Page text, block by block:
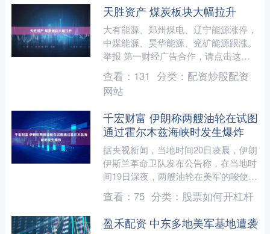
天胜资产 煤炭板块大幅拉升
大有能源、郑州煤电、辽宁能源涨停，
中煤能源、昊华能源、兖矿能源跟涨。
举报 第一财经广告合作，请点击这里
此内容为第一财经原创，著作权归第一
财经所有。未经第一财经....
查看： 131 分类： 配资炒股配资
网站
千宏财富 伊朗称两艘油轮在试图
通过霍尔木兹海峡时发生爆炸
据央视新闻，当地时间20日凌晨，伊朗
伊斯兰革命卫队发布公告称，在当地时
间19日深夜，两艘油轮在美军的唆使和
胁迫下，试图通过霍尔木兹海峡南部航
道，随后发生爆炸并被....
查看： 75 分类： 股票如何开杠杆
盈禾配资 中东多地美军基地遭袭